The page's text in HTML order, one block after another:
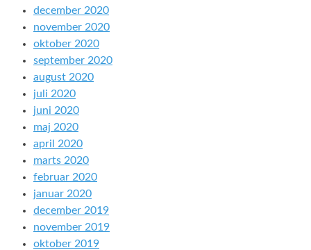
december 2020
november 2020
oktober 2020
september 2020
august 2020
juli 2020
juni 2020
maj 2020
april 2020
marts 2020
februar 2020
januar 2020
december 2019
november 2019
oktober 2019